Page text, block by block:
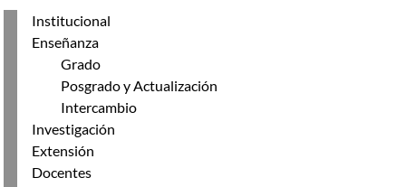
Institucional
Enseñanza
Grado
Posgrado y Actualización
Intercambio
Investigación
Extensión
Docentes